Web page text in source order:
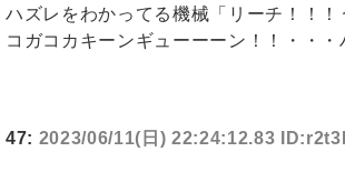
ハズレをわかってる機械「リーチ！！
コガコカキーンギューーーン！！・・・
47: 2023/06/11(日) 22:24:12.83